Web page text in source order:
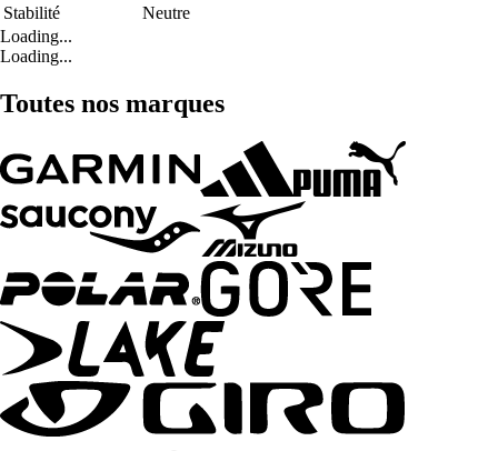
Stabilité
Neutre
Loading...
Loading...
Toutes nos marques